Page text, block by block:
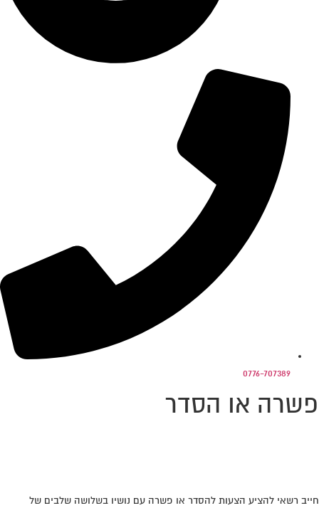
0776-707389
פשרה או הסדר
חייב רשאי להציע הצעות להסדר או פשרה עם נושיו בשלושה שלבים של